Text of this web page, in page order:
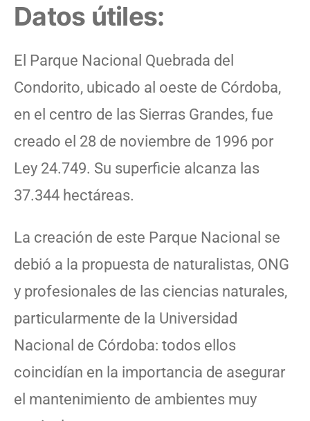
Datos útiles:
El Parque Nacional Quebrada del
Condorito, ubicado al oeste de Córdoba,
en el centro de las Sierras Grandes, fue
creado el 28 de noviembre de 1996 por
Ley 24.749. Su superficie alcanza las
37.344 hectáreas.
La creación de este Parque Nacional se
debió a la propuesta de naturalistas, ONG
y profesionales de las ciencias naturales,
particularmente de la Universidad
Nacional de Córdoba: todos ellos
coincidían en la importancia de asegurar
el mantenimiento de ambientes muy